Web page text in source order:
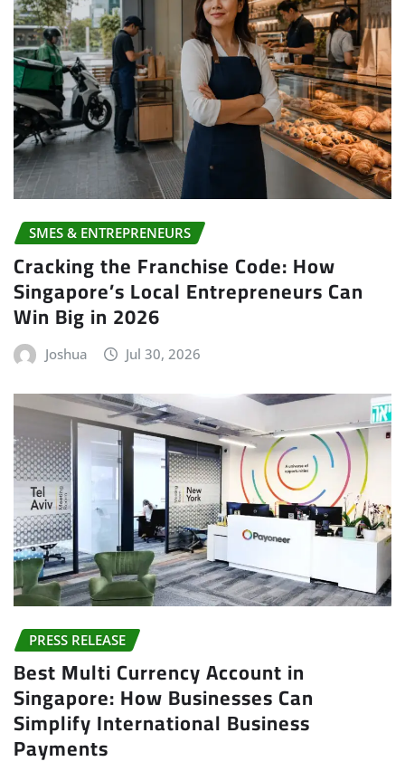
SMES & ENTREPRENEURS
Cracking the Franchise Code: How
Singapore’s Local Entrepreneurs Can
Win Big in 2026
Joshua Jul 30, 2026
PRESS RELEASE
Best Multi Currency Account in
Singapore: How Businesses Can
Simplify International Business
Payments